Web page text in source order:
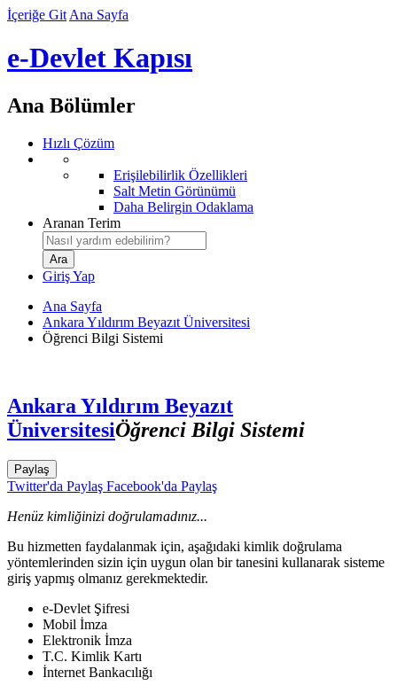
İçeriğe Git Ana Sayfa
e-Devlet Kapısı
Ana Bölümler
Hızlı Çözüm
Erişilebilirlik Özellikleri
Salt Metin Görünümü
Daha Belirgin Odaklama
Aranan Terim
Giriş Yap
Ana Sayfa
Ankara Yıldırım Beyazıt Üniversitesi
Öğrenci Bilgi Sistemi
Ankara Yıldırım Beyazıt
ÜniversitesiÖğrenci Bilgi Sistemi
Paylaş
Twitter'da Paylaş Facebook'da Paylaş
Henüz kimliğinizi doğrulamadınız...
Bu hizmetten faydalanmak için, aşağıdaki kimlik doğrulama
yöntemlerinden sizin için uygun olan bir tanesini kullanarak sisteme
giriş yapmış olmanız gerekmektedir.
e-Devlet Şifresi
Mobil İmza
Elektronik İmza
T.C. Kimlik Kartı
İnternet Bankacılığı